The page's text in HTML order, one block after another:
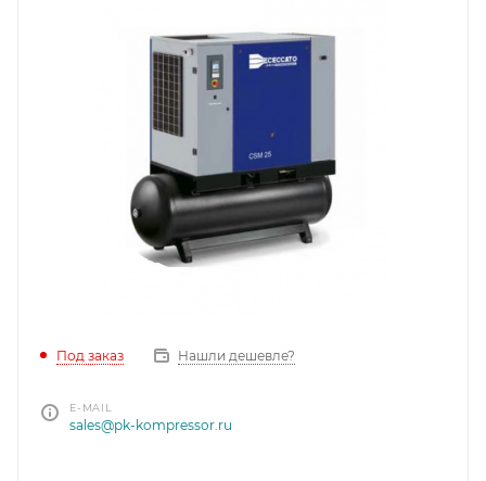
Под заказ Нашли дешевле?
E-MAIL
sales@pk-kompressor.ru